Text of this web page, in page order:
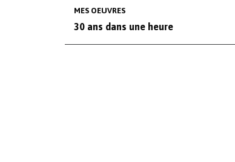
MES OEUVRES
30 ans dans une heure